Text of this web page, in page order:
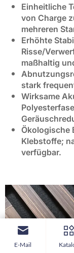
Einheitliche
von Charge
mehreren
Erhöhte
Risse/
maßhaltig
stark
Wirksame
Ökologische
Klebstoffe;
verfügbar.
E-Mail